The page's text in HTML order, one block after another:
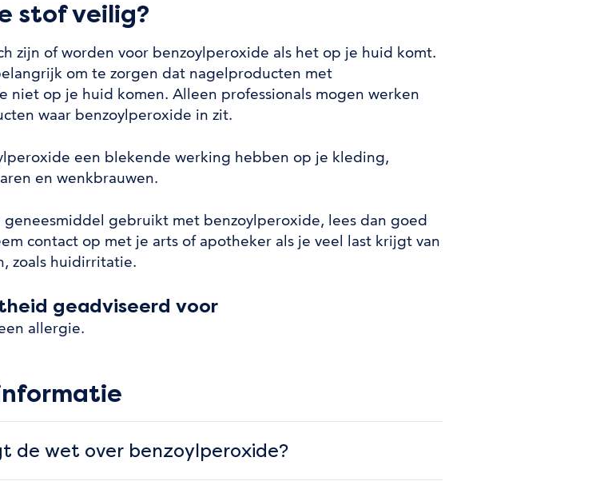
stof veilig?
zijn of worden voor benzoylperoxide als het op je huid komt.
om te zorgen dat nagelproducten met
niet op je huid komen. Alleen professionals mogen werken
waar benzoylperoxide in zit.
een blekende werking hebben op je kleding,
en wenkbrauwen.
geneesmiddel gebruikt met benzoylperoxide, lees dan goed
contact op met je arts of apotheker als je veel last krijgt van
zoals huidirritatie.
geadviseerd voor
allergie.
de wet over benzoylperoxide?